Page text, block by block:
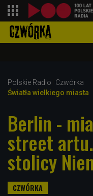
Polskie Radio
Czwórka
Światła wielkiego miasta
Berlin -
street
stolicy